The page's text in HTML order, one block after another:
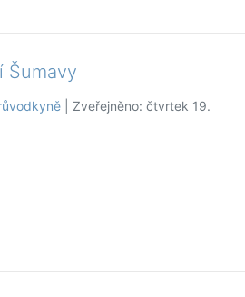
Šumavy
| Zveřejněno: čtvrtek 19.